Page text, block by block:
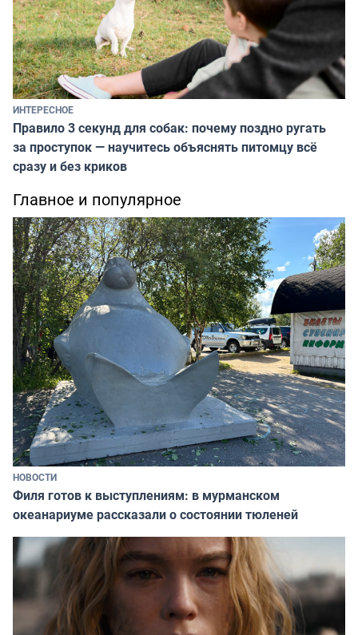
ИНТЕРЕСНОЕ
Правило 3 секунд для собак: почему поздно ругать
за проступок — научитесь объяснять питомцу всё
сразу и без криков
Главное и популярное
НОВОСТИ
Филя готов к выступлениям: в мурманском
океанариуме рассказали о состоянии тюленей